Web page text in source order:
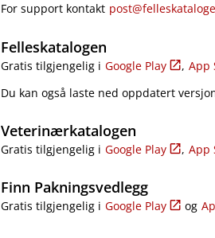
For support kontakt
Felleskatalogen
Gratis tilgjengelig i Google Play , App
Du kan også laste ned oppdatert
Veterinærkatalogen
Gratis tilgjengelig i Google Play , App
Finn Pakningsvedlegg
Gratis tilgjengelig i Google Play og